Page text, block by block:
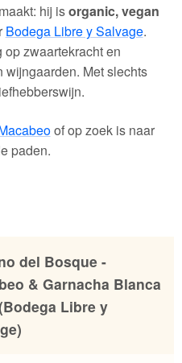
hij isorganic, vegan
Bodega Libre y Salvage.
zwaartekracht en
Met slechts
of op zoek is naar
paden.
del Bosque -
& Garnacha Blanca
Libre y